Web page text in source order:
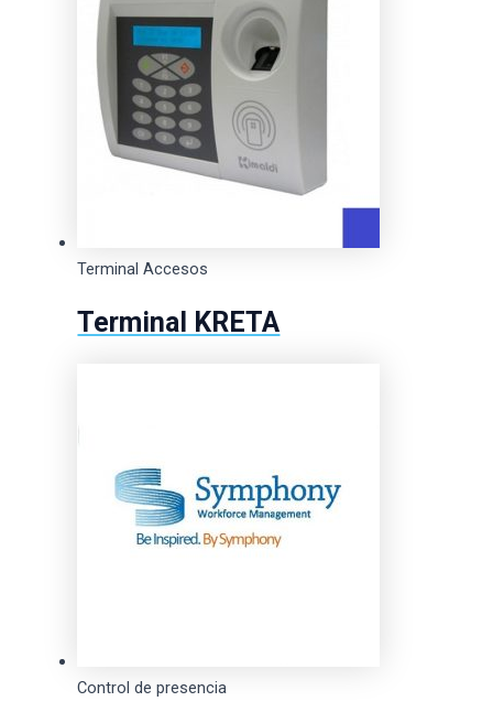
Terminal Accesos
Terminal KRETA
Control de presencia